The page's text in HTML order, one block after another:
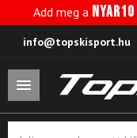
Add meg a NYAR10
info@topskisport.hu